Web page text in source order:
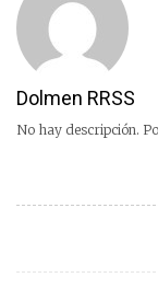
Dolmen RRSS
No hay descripción.